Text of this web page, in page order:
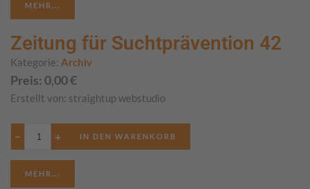
MEHR...
Zeitung für Suchtprävention 42
Kategorie: Archiv
Preis: 0,00€
Erstellt von: straightup webstudio
− +
MEHR...